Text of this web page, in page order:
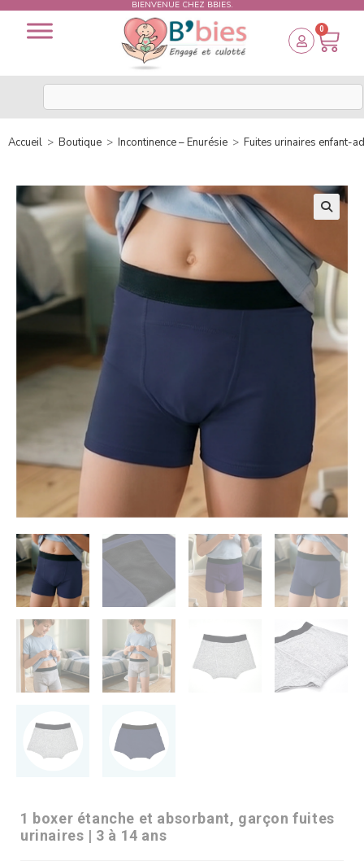
BIENVENUE CHEZ BBIES.
0
Accueil > Boutique > Incontinence – Enurésie > Fuites urinaires enfant-
1 boxer étanche et absorbant, garçon fuites
urinaires | 3 à 14 ans